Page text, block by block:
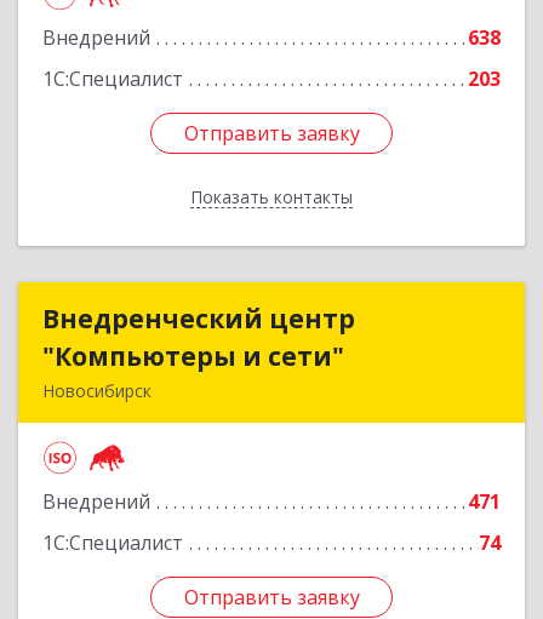
Внедрений
638
1С:Специалист
203
Отправить заявку
Показать контакты
Отправить заявку
Назад
Внедренческий центр
"Компьютеры и сети"
Новосибирск
Внедрений
471
1С:Специалист
74
Отправить заявку
Внедренческий центр
"Компьютеры и сети"
Подробнее
Отправить заявку